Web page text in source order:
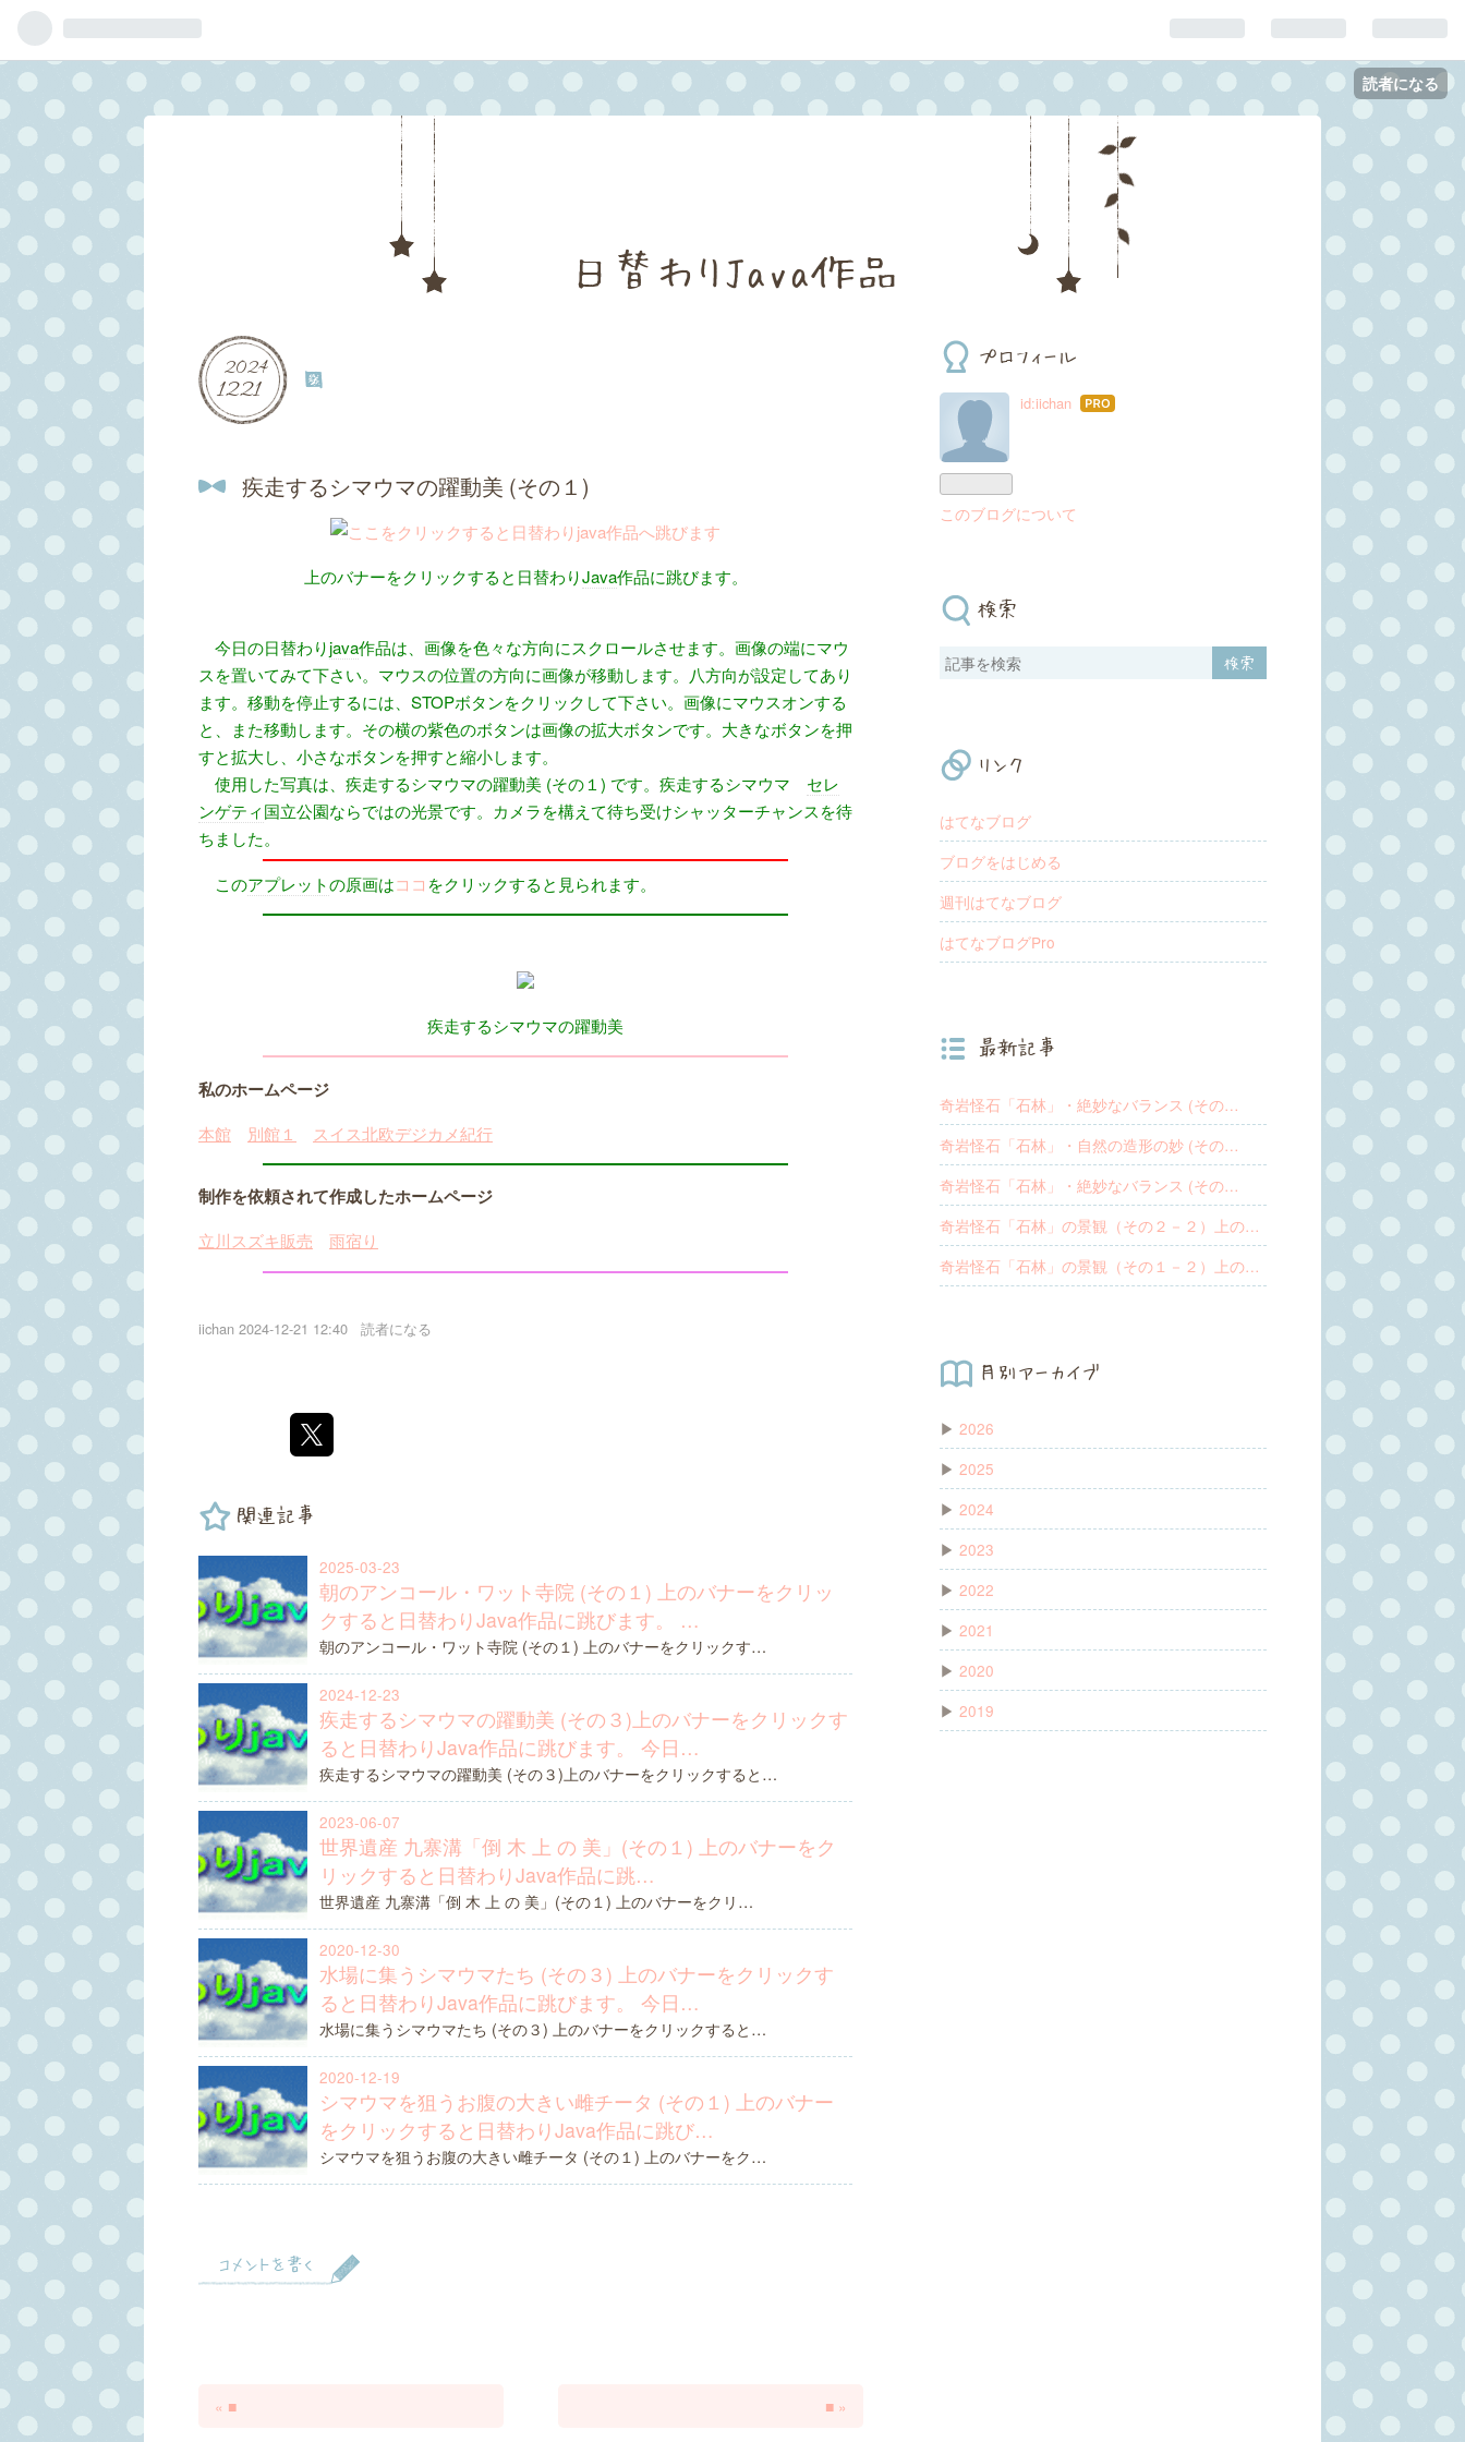
読者になる
日替わりJava作品
2024
1221 ■
疾走するシマウマの躍動美 (その１)
上のバナーをクリックすると日替わりJava作品に跳びます。
今日の日替わりjava作品は、画像を色々な方向にスクロールさせます。画像の端にマウ
スを置いてみて下さい。マウスの位置の方向に画像が移動します。八方向が設定してあり
ます。移動を停止するには、STOPボタンをクリックして下さい。画像にマウスオンする
と、また移動します。その横の紫色のボタンは画像の拡大ボタンです。大きなボタンを押
すと拡大し、小さなボタンを押すと縮小します。
使用した写真は、疾走するシマウマの躍動美 (その１) です。疾走するシマウマ セレ
ンゲティ国立公園ならではの光景です。カメラを構えて待ち受けシャッターチャンスを待
ちました。
このアプレットの原画はココ をクリックすると見られます。
疾走するシマウマの躍動美
私のホームページ
本館 別館１ スイス北欧デジカメ紀行
制作を依頼されて作成したホームページ
立川スズキ販売 雨宿り
iichan 2024-12-21 12:40 読者になる
関連記事
2025-03-23
朝のアンコール・ワット寺院 (その１) 上のバナーをクリッ
クすると日替わりJava作品に跳びます。 …
朝のアンコール・ワット寺院 (その１) 上のバナーをクリックす…
2024-12-23
疾走するシマウマの躍動美 (その３)上のバナーをクリックす
ると日替わりJava作品に跳びます。 今日…
疾走するシマウマの躍動美 (その３)上のバナーをクリックすると…
2023-06-07
世界遺産 九寨溝「倒 木 上 の 美」(その１) 上のバナーをク
リックすると日替わりJava作品に跳…
世界遺産 九寨溝「倒 木 上 の 美」(その１) 上のバナーをクリ…
2020-12-30
水場に集うシマウマたち (その３) 上のバナーをクリックす
ると日替わりJava作品に跳びます。 今日…
水場に集うシマウマたち (その３) 上のバナーをクリックすると…
2020-12-19
シマウマを狙うお腹の大きい雌チータ (その１) 上のバナー
をクリックすると日替わりJava作品に跳び…
シマウマを狙うお腹の大きい雌チータ (その１) 上のバナーをク…
コメントを書く
« ■ ■ »
プロフィール
id:iichan はて
このブログについて
検索
リンク
はてなブログ
ブログをはじめる
週刊はてなブログ
はてなブログPro
最新記事
奇岩怪石「石林」・絶妙なバランス (その…
奇岩怪石「石林」・自然の造形の妙 (その…
奇岩怪石「石林」・絶妙なバランス (その…
奇岩怪石「石林」の景観（その２－２）上の…
奇岩怪石「石林」の景観（その１－２）上の…
月別アーカイブ
▶ 2026
▶ 2025
▶ 2024
▶ 2023
▶ 2022
▶ 2021
▶ 2020
▶ 2019